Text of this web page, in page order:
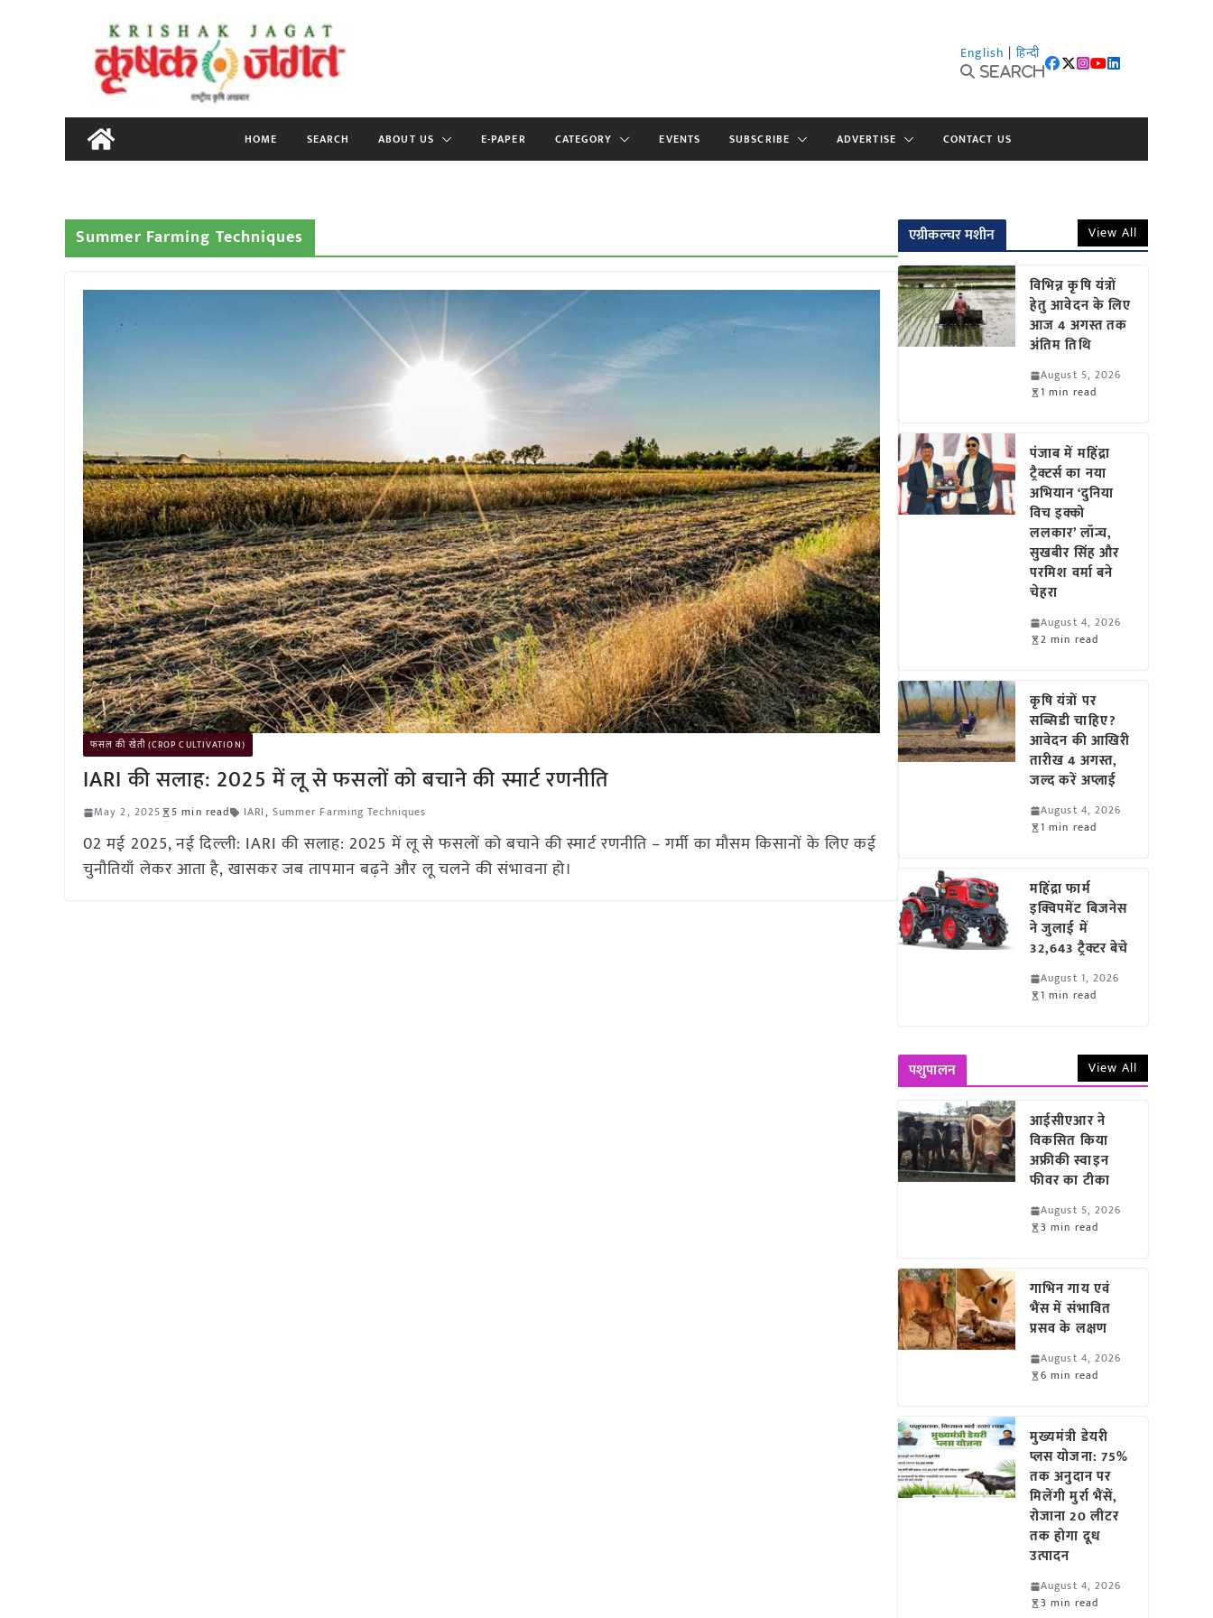
content
English | हिन्दी
Search
HOME SEARCH ABOUT US E-PAPER CATEGORY EVENTS SUBSCRIBE ADVERTISE CONTACT US
Summer Farming Techniques
फसल की खेती (CROP CULTIVATION)
IARI की सलाह: 2025 में लू से फसलों को बचाने की स्मार्ट रणनीति
May 2, 2025 5 min read IARI, Summer Farming Techniques
02 मई 2025, नई दिल्ली: IARI की सलाह: 2025 में लू से फसलों को बचाने की स्मार्ट रणनीति – गर्मी का मौसम किसानों के लिए कई
चुनौतियाँ लेकर आता है, खासकर जब तापमान बढ़ने और लू चलने की संभावना हो।
एग्रीकल्चर मशीन View All
विभिन्न कृषि यंत्रों
हेतु आवेदन के लिए
आज 4 अगस्त तक
अंतिम तिथि
August 5, 2026
1 min read
पंजाब में महिंद्रा
ट्रैक्टर्स का नया
अभियान ‘दुनिया
विच इक्को
ललकार’ लॉन्च,
सुखबीर सिंह और
परमिश वर्मा बने
चेहरा
August 4, 2026
2 min read
कृषि यंत्रों पर
सब्सिडी चाहिए?
आवेदन की आखिरी
तारीख 4 अगस्त,
जल्द करें अप्लाई
August 4, 2026
1 min read
महिंद्रा फार्म
इक्विपमेंट बिजनेस
ने जुलाई में
32,643 ट्रैक्टर बेचे
August 1, 2026
1 min read
पशुपालन View All
आईसीएआर ने
विकसित किया
अफ्रीकी स्वाइन
फीवर का टीका
August 5, 2026
3 min read
गाभिन गाय एवं
भैंस में संभावित
प्रसव के लक्षण
August 4, 2026
6 min read
मुख्यमंत्री डेयरी
प्लस योजना: 75%
तक अनुदान पर
मिलेंगी मुर्रा भैंसें,
रोजाना 20 लीटर
तक होगा दूध
उत्पादन
August 4, 2026
3 min read